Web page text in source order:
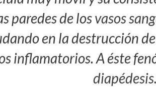
paredes de losvasos
en la destrucción
inflamatorios. A éste
diapédesis.